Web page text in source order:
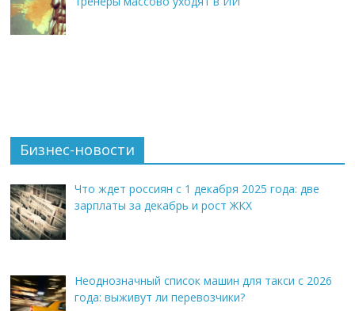
Бизнес-новости
Что ждет россиян с 1 декабря 2025 года: две
зарплаты за декабрь и рост ЖКХ
Неоднозначный список машин для такси с 2026
года: выживут ли перевозчики?